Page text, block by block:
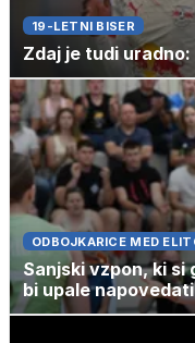
19-LETNI BISER
Zdaj je tudi
ODBOJKARICE MED
Sanjski vzpon, ki si
bi upale napovedati